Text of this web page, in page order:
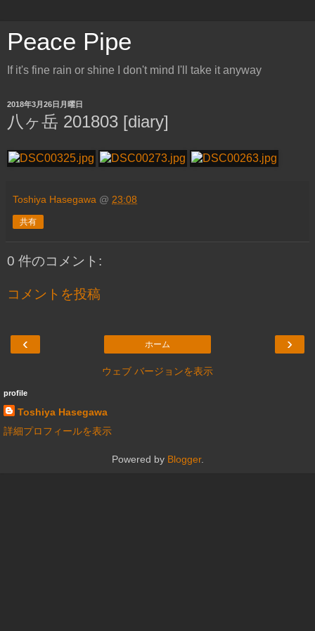
Peace Pipe
If it's fine rain or shine I don't mind I'll take it anyway
2018年3月26日月曜日
八ヶ岳 201803 [diary]
Toshiya Hasegawa @ 23:08
共有
0 件のコメント:
コメントを投稿
‹ ›
ホーム
ウェブ バージョンを表示
profile
Toshiya Hasegawa
詳細プロフィールを表示
Powered by Blogger.